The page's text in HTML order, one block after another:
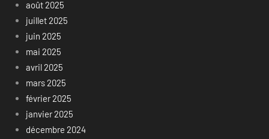
août 2025
juillet 2025
juin 2025
mai 2025
avril 2025
mars 2025
février 2025
janvier 2025
décembre 2024